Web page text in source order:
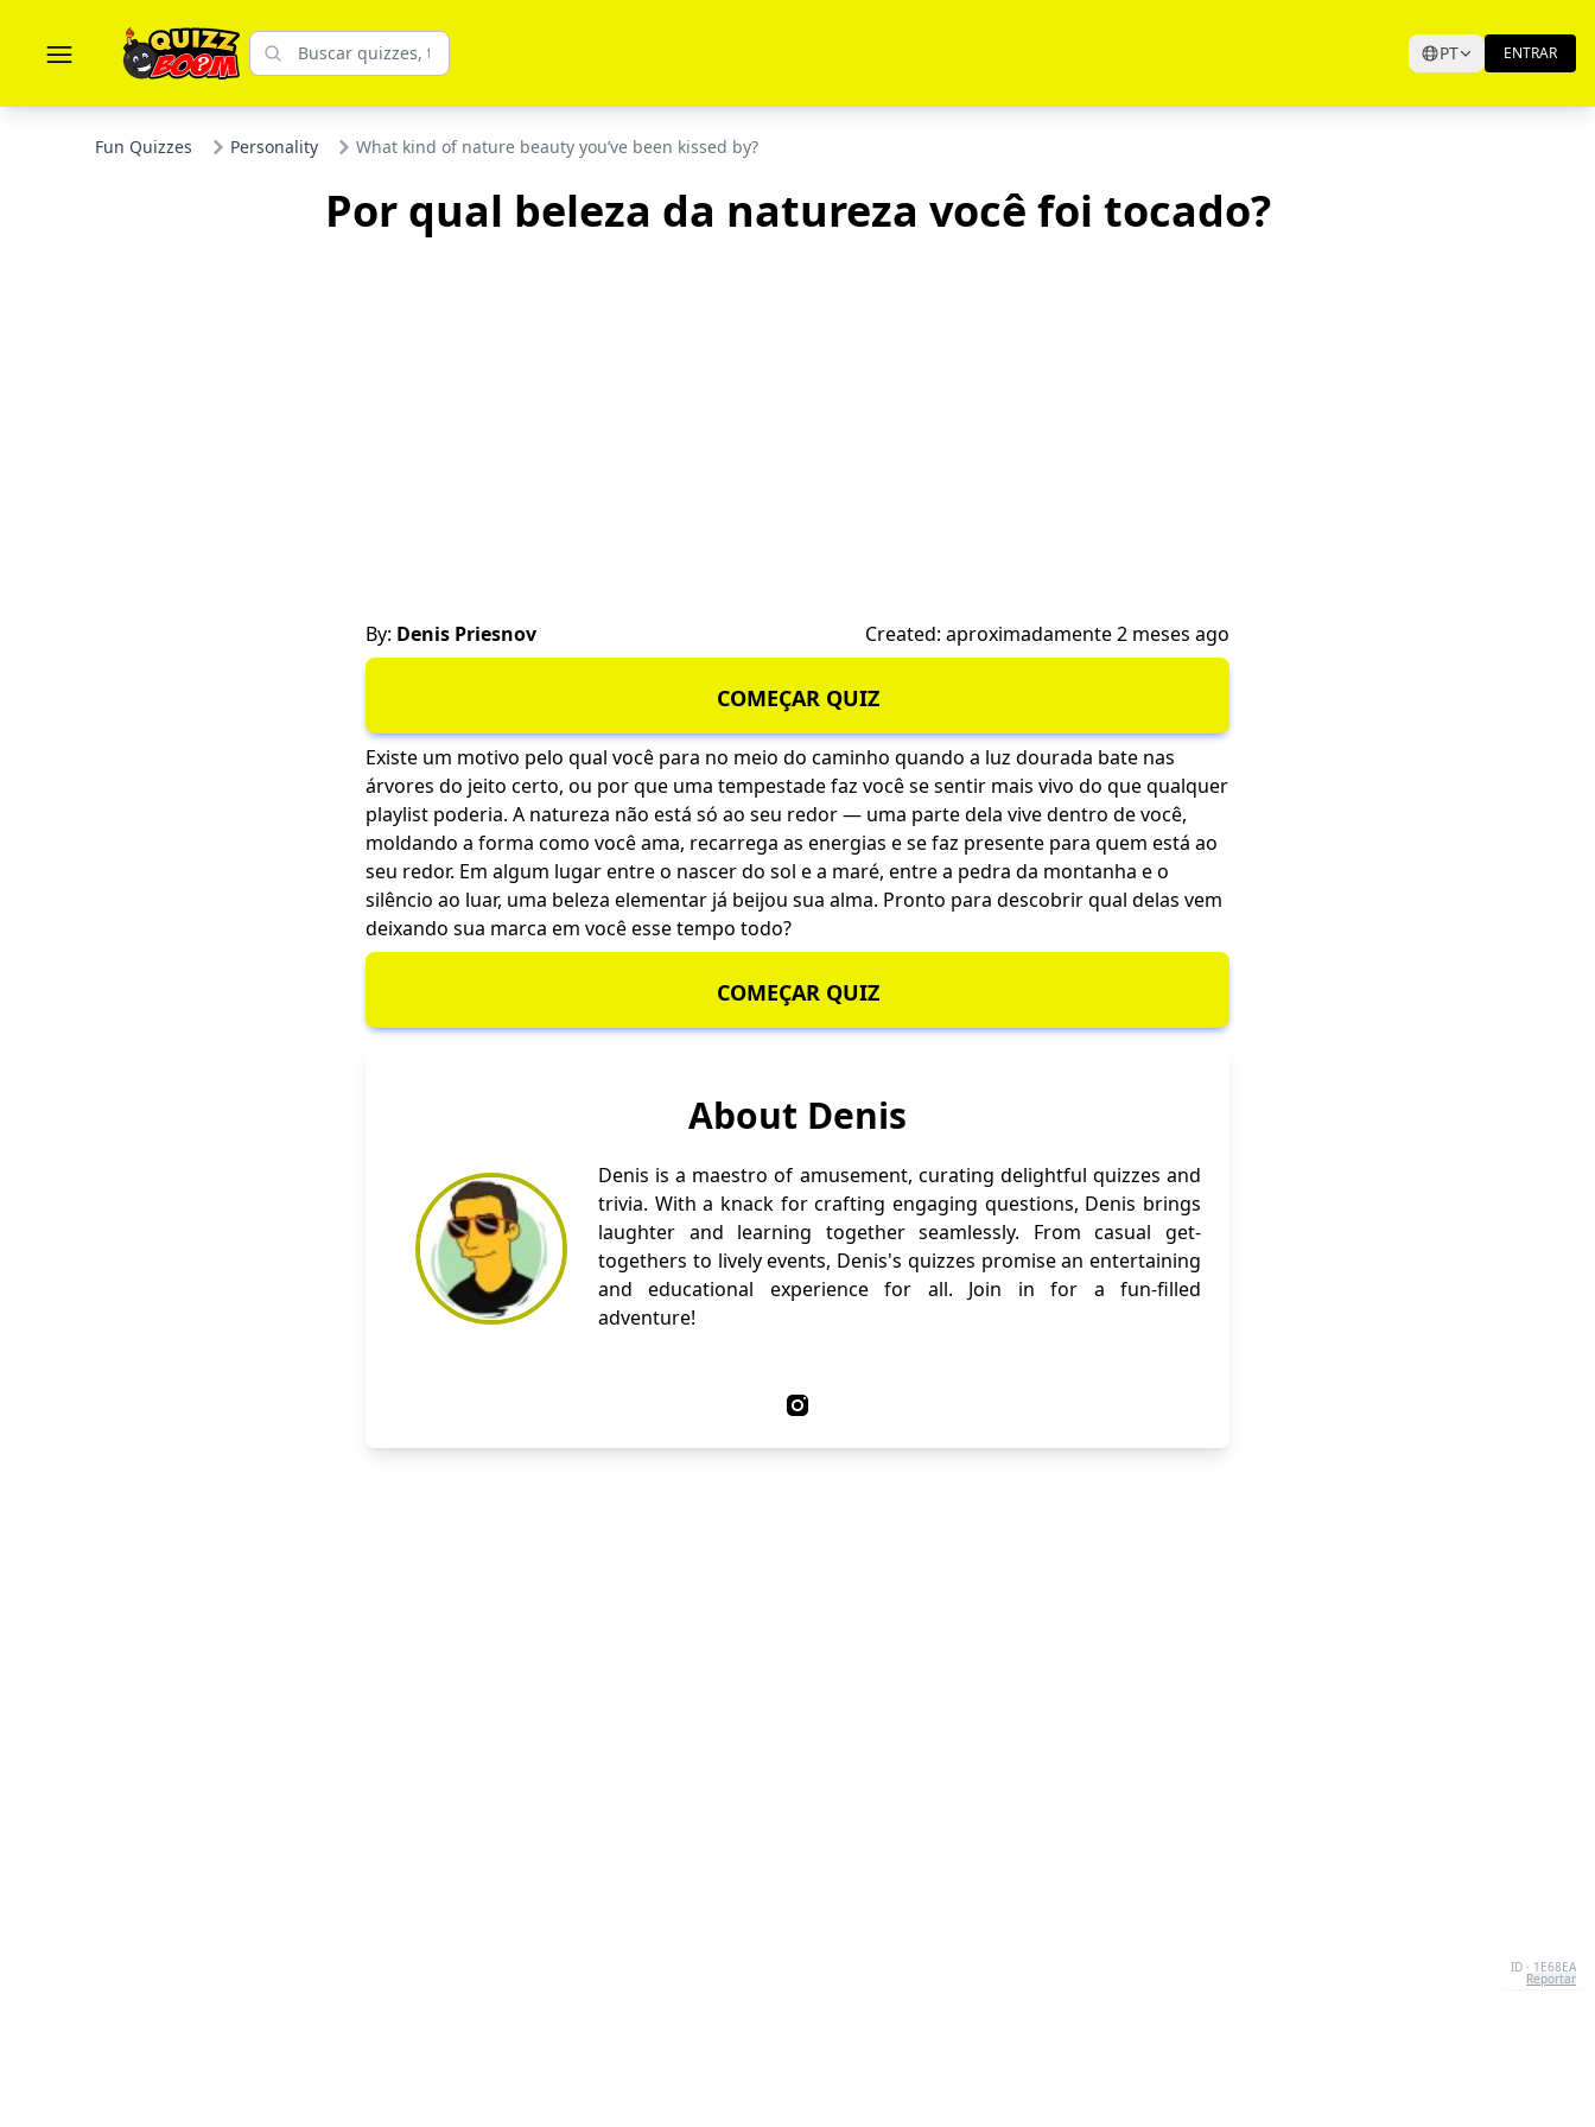
PT ENTRAR
Fun Quizzes Personality What kind of nature beauty you’ve been kissed by?
Por qual beleza da natureza você foi tocado?
By: Denis Priesnov Created: aproximadamente 2 meses ago
COMEÇAR QUIZ
Existe um motivo pelo qual você para no meio do caminho quando a luz dourada bate nas
árvores do jeito certo, ou por que uma tempestade faz você se sentir mais vivo do que qualquer
playlist poderia. A natureza não está só ao seu redor — uma parte dela vive dentro de você,
moldando a forma como você ama, recarrega as energias e se faz presente para quem está ao
seu redor. Em algum lugar entre o nascer do sol e a maré, entre a pedra da montanha e o
silêncio ao luar, uma beleza elementar já beijou sua alma. Pronto para descobrir qual delas vem
deixando sua marca em você esse tempo todo?
COMEÇAR QUIZ
About Denis
Denis is a maestro of amusement, curating delightful quizzes and
trivia. With a knack for crafting engaging questions, Denis brings
laughter and learning together seamlessly. From casual get-
togethers to lively events, Denis's quizzes promise an entertaining
and educational experience for all. Join in for a fun-filled
adventure!
ID · 1E68EA
Reportar